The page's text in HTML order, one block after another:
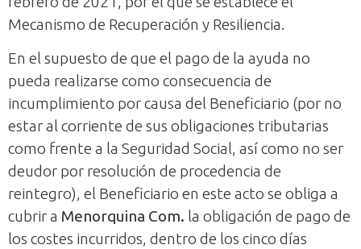
Mecanismo de Recuperación y Resiliencia.
En el supuesto de que el pago de la ayuda no
pueda realizarse como consecuencia de
incumplimiento por causa del Beneficiario (por no
estar al corriente de sus obligaciones tributarias
como frente a la Seguridad Social, así como no ser
deudor por resolución de procedencia de
reintegro), el Beneficiario en este acto se obliga a
cubrir a Menorquina Com. la obligación de pago de
los costes incurridos, dentro de los cinco días